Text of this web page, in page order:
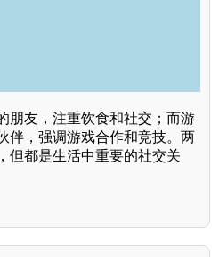
朋友，注重饮食和社交；而游
伴，强调游戏合作和竞技。两
但都是生活中重要的社交关